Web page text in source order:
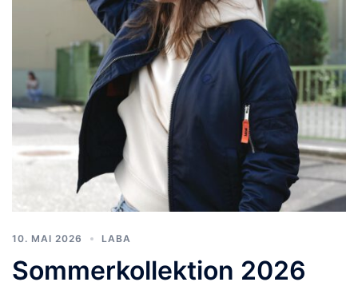
10. MAI 2026 LABA
Sommerkollektion 2026